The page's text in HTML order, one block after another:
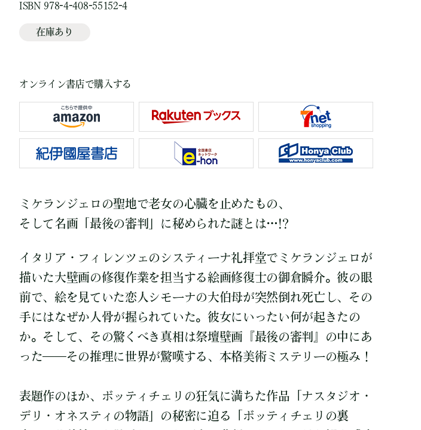
ISBN 978-4-408-55152-4
在庫あり
オンライン書店で購入する
ミケランジェロの聖地で老女の心臓を止めたもの、
そして名画「最後の審判」に秘められた謎とは…!?
イタリア・フィレンツェのシスティーナ礼拝堂でミケランジェロが
描いた大壁画の修復作業を担当する絵画修復士の御倉瞬介。彼の眼
前で、絵を見ていた恋人シモーナの大伯母が突然倒れ死亡し、その
手にはなぜか人骨が握られていた。彼女にいったい何が起きたの
か。そして、その驚くべき真相は祭壇壁画『最後の審判』の中にあ
った――その推理に世界が驚嘆する、本格美術ミステリーの極み！
表題作のほか、ボッティチェリの狂気に満ちた作品「ナスタジオ・
デリ・オネスティの物語」の秘密に迫る「ボッティチェリの裏